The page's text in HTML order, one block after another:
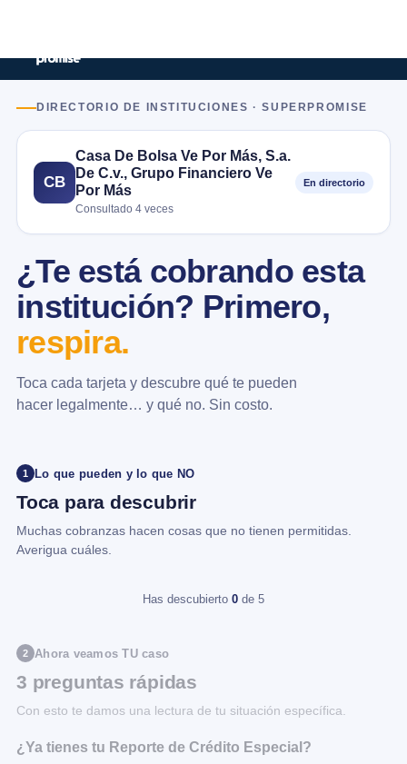
DIRECTORIO DE INSTITUCIONES · SUPERPROMISE
CB
Casa De Bolsa Ve Por Más, S.a.
De C.v., Grupo Financiero Ve
Por Más
Consultado 4 veces
En directorio
¿Te está cobrando esta
institución? Primero,
respira.
Toca cada tarjeta y descubre qué te pueden
hacer legalmente… y qué no. Sin costo.
1 Lo que pueden y lo que NO
Toca para descubrir
Muchas cobranzas hacen cosas que no tienen permitidas.
Averigua cuáles.
Has descubierto 0 de 5
2 Ahora veamos TU caso
3 preguntas rápidas
Con esto te damos una lectura de tu situación específica.
¿Ya tienes tu Reporte de Crédito Especial?